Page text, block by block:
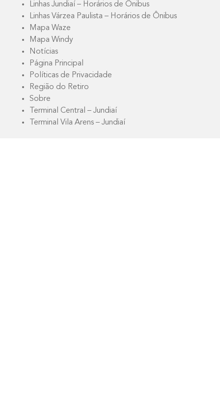
Linhas Jundiaí – Horários de Ônibus
Linhas Várzea Paulista – Horários de Ônibus
Mapa Waze
Mapa Windy
Notícias
Página Principal
Políticas de Privacidade
Região do Retiro
Sobre
Terminal Central – Jundiaí
Terminal Vila Arens – Jundiaí